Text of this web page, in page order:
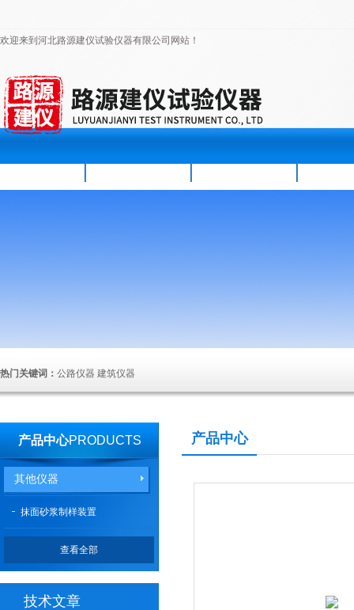
欢迎来到河北路源建仪试验仪器有限公司网站！
热门关键词： 公路仪器 建筑仪器
产品中心PRODUCTS
其他仪器
抹面砂浆制样装置
查看全部
技术文章
产品中心